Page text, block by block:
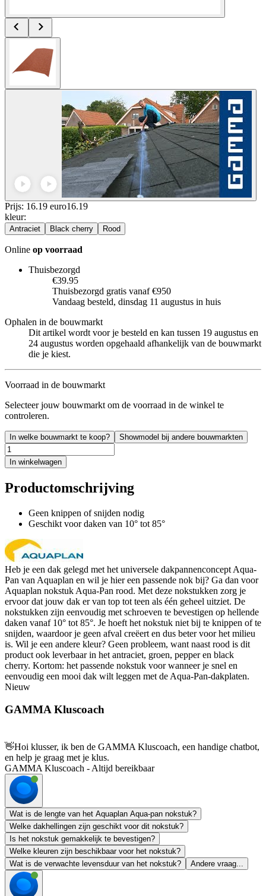
Prijs: 16.19 euro16.19
kleur:
Antraciet Black cherry Rood
Online op voorraad
Thuisbezorgd
€39.95
Thuisbezorgd gratis vanaf €950
Vandaag besteld, dinsdag 11 augustus in huis
Ophalen in de bouwmarkt
Dit artikel wordt voor je besteld en kan tussen 19 augustus en
24 augustus worden opgehaald afhankelijk van de bouwmarkt
die je kiest.
Voorraad in de bouwmarkt
Selecteer jouw bouwmarkt om de voorraad in de winkel te
controleren.
In welke bouwmarkt te koop? Showmodel bij andere bouwmarkten
In winkelwagen
Productomschrijving
Geen knippen of snijden nodig
Geschikt voor daken van 10° tot 85°
Heb je een dak gelegd met het universele dakpannenconcept Aqua-
Pan van Aquaplan en wil je hier een passende nok bij? Ga dan voor
Aquaplan nokstuk Aqua-Pan rood. Met deze nokstukken zorg je
ervoor dat jouw dak er van top tot teen als één geheel uitziet. De
nokstukken zijn eenvoudig met schroeven te bevestigen op hellende
daken vanaf 10° tot 85°. Je hoeft het nokstuk niet bij te knippen of te
snijden, waardoor je geen afval creëert en dus beter voor het milieu
is. Wil je een andere kleur? Geen probleem, want naast rood is dit
product ook leverbaar in het antraciet, groen, pepper en black
cherry. Kortom: het passende nokstuk voor wanneer je snel en
eenvoudig een mooi dak wilt leggen met de Aqua-Pan-dakplaten.
Nieuw
GAMMA Kluscoach
👋Hoi klusser, ik ben de GAMMA Kluscoach, een handige chatbot,
en help je graag met je klus.
GAMMA Kluscoach - Altijd bereikbaar
Wat is de lengte van het Aquaplan Aqua-pan nokstuk?
Welke dakhellingen zijn geschikt voor dit nokstuk?
Is het nokstuk gemakkelijk te bevestigen?
Welke kleuren zijn beschikbaar voor het nokstuk?
Wat is de verwachte levensduur van het nokstuk?
Andere vraag...